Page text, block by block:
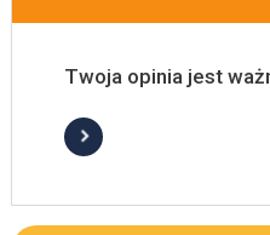
Twoja opinia jest